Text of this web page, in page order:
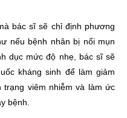
bác sĩ sẽ chỉ định phương
nếu bệnh nhân bị nổi mụn
dục mức độ nhẹ, bác sĩ sẽ
kháng sinh để làm giảm
viêm nhiễm và làm ức
bệnh.